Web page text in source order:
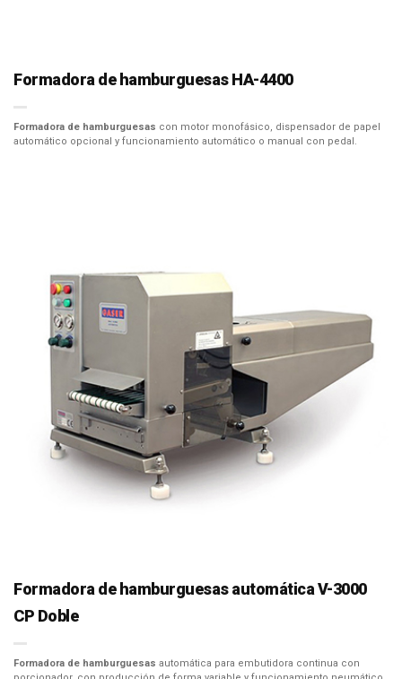
Formadora de hamburguesas HA-4400
Formadora de hamburguesas con motor monofásico, dispensador de papel
automático opcional y funcionamiento automático o manual con pedal.
Formadora de hamburguesas automática V-3000
CP Doble
Formadora de hamburguesas automática para embutidora continua con